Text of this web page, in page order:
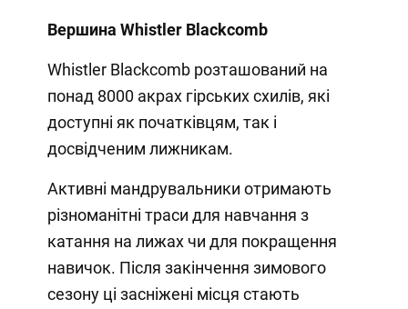
Вершина Whistler Blackcomb
Whistler Blackcomb розташований на
понад 8000 акрах гірських схилів, які
доступні як початківцям, так і
досвідченим лижникам.
Активні мандрувальники отримають
різноманітні траси для навчання з
катання на лижах чи для покращення
навичок. Після закінчення зимового
сезону ці засніжені місця стають